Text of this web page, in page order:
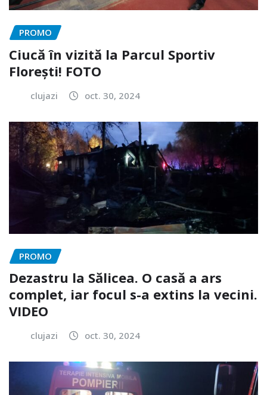
PROMO
Ciucă în vizită la Parcul Sportiv
Florești! FOTO
clujazi oct. 30, 2024
PROMO
Dezastru la Sălicea. O casă a ars
complet, iar focul s-a extins la vecini.
VIDEO
clujazi oct. 30, 2024